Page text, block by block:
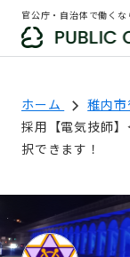
官公庁・自治体で働く
ホーム 稚内市
採用【電気技師
択できます！